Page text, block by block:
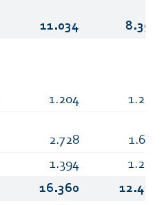
11.034
8.391
1.204
1.204
2.728
1.615
1.394
1.200
16.360
12.410